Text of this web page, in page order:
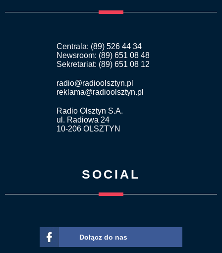
Centrala: (89) 526 44 34
Newsroom: (89) 651 08 48
Sekretariat: (89) 651 08 12
radio@radioolsztyn.pl
reklama@radioolsztyn.pl
Radio Olsztyn S.A.
ul. Radiowa 24
10-206 OLSZTYN
SOCIAL
Dołącz do nas